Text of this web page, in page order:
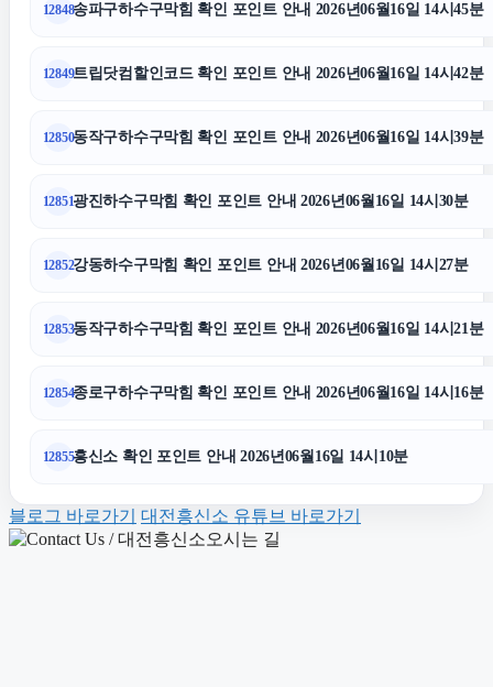
양천하수구막힘
12848송파구하수구막힘 확인 포인트 안내 2026년06월16일 14시45분
12849트립닷컴할인코드 확인 포인트 안내 2026년06월16일 14시42분
12850동작구하수구막힘 확인 포인트 안내 2026년06월16일 14시39분
12851광진하수구막힘 확인 포인트 안내 2026년06월16일 14시30분
12852강동하수구막힘 확인 포인트 안내 2026년06월16일 14시27분
12853동작구하수구막힘 확인 포인트 안내 2026년06월16일 14시21분
12854종로구하수구막힘 확인 포인트 안내 2026년06월16일 14시16분
12855흥신소 확인 포인트 안내 2026년06월16일 14시10분
블로그 바로가기 대전흥신소 유튜브 바로가기